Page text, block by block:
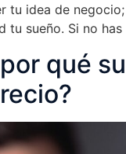
tu idea de
tu sueño. Si no
qué